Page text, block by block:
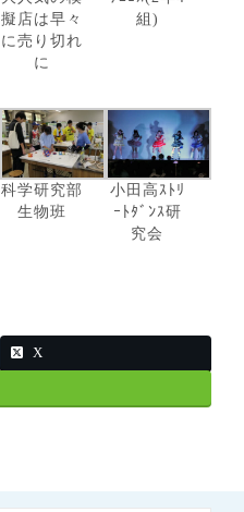
擬店は早々
に売り切れ
に
組)
科学研究部
生物班
小田高ｽﾄﾘ
ｰﾄﾀﾞﾝｽ研
究会
X